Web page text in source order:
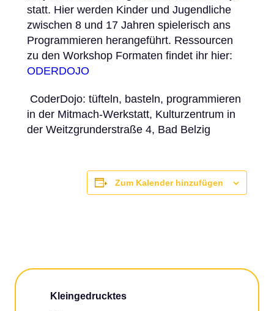
statt. Hier werden Kinder und Jugendliche
zwischen 8 und 17 Jahren spielerisch ans
Programmieren herangeführt. Ressourcen
zu den Workshop Formaten findet ihr hier:
ODERDOJO
CoderDojo: tüfteln, basteln, programmieren
in der Mitmach-Werkstatt, Kulturzentrum in
der Weitzgrunderstraße 4, Bad Belzig
Zum Kalender hinzufügen
Kleingedrucktes